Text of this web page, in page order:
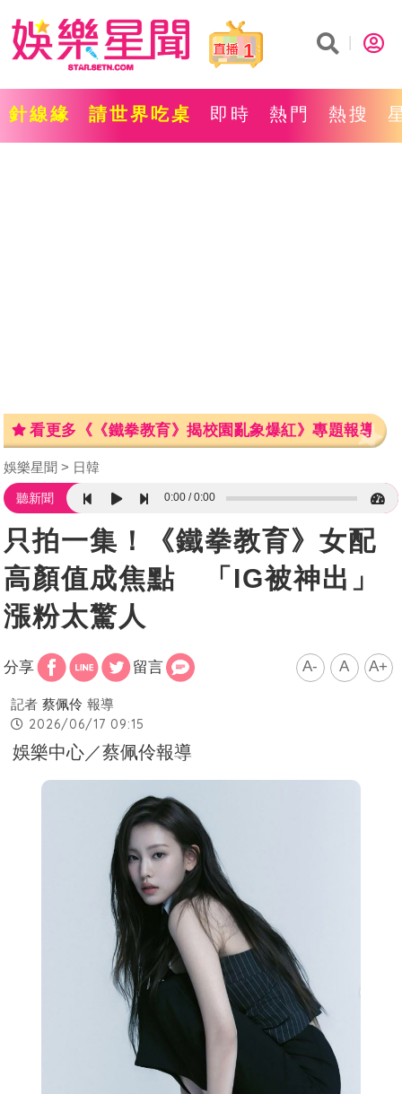
1
針線緣 請世界吃桌 即時 熱門 熱搜
看更多《《鐵拳教育》揭校園亂象爆紅》專題報導
娛樂星聞 日韓
聽新聞 0:00 0:00
只拍一集！《鐵拳教育》女配
高顏值成焦點 「IG被神出」
漲粉太驚人
分享 留言 A- A A+
記者 蔡佩伶 報導
2026/06/17 09:15
娛樂中心／蔡佩伶報導